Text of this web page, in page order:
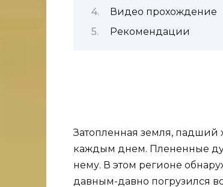
Видео прохождение
Рекомендации
Затопленная земля, падший
каждым днем. Плененные
нему. В этом регионе
давным-давно погрузился